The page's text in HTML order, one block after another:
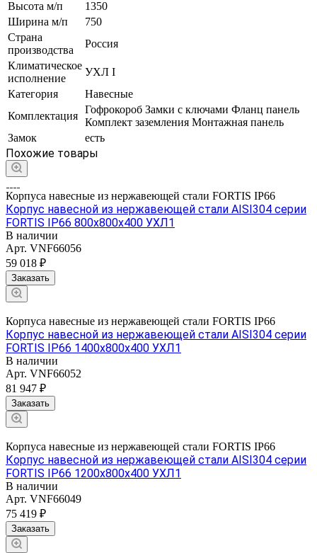
Высота м/п
1350
Ширина м/п
750
Страна
производства
Россия
Климатическое
исполнение
УХЛ I
Категория
Навесные
Комплектация
Гофрокороб Замки с ключами Фланц панель
Комплект заземления Монтажная панель
Замок
есть
Похожие товары
Корпуса навесные из нержавеющей стали FORTIS IP66
Корпус навесной из нержавеющей стали AISI304 серии
FORTIS IP66 800х800х400 УХЛ1
В наличии
Арт. VNF66056
59 018 ₽
Заказать
Корпуса навесные из нержавеющей стали FORTIS IP66
Корпус навесной из нержавеющей стали AISI304 серии
FORTIS IP66 1400х800х400 УХЛ1
В наличии
Арт. VNF66052
81 947 ₽
Заказать
Корпуса навесные из нержавеющей стали FORTIS IP66
Корпус навесной из нержавеющей стали AISI304 серии
FORTIS IP66 1200х800х400 УХЛ1
В наличии
Арт. VNF66049
75 419 ₽
Заказать